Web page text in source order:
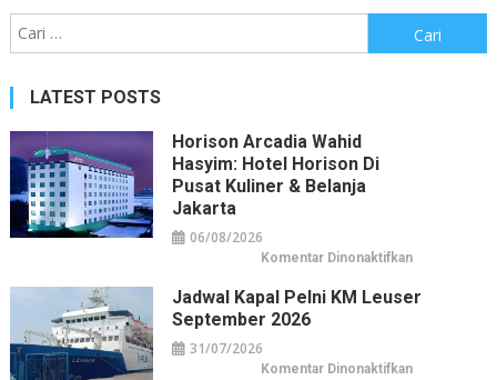
untuk:
LATEST POSTS
Horison Arcadia Wahid
Hasyim: Hotel Horison Di
Pusat Kuliner & Belanja
Jakarta
06/08/2026
Komentar Dinonaktifkanpada
Wahid
Kuliner
Jadwal Kapal Pelni KM Leuser
September 2026
31/07/2026
Komentar Dinonaktifkanpada